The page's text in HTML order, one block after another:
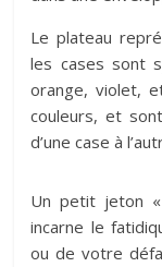
Le plateau
les cases sont
orange, violet,
couleurs, et
d’une case à
Un petit jeton
incarne le
ou de votre